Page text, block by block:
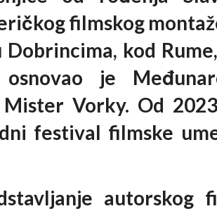
filmskog
kod
je
Vorky. Od
festival filmske
autorskog